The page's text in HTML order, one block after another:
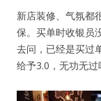
新店装修、气氛都
保。买单时收银员
去问，已经是买过
给予3.0，无功无过